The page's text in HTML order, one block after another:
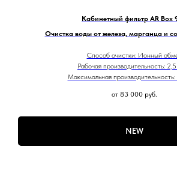
Кабинетный фильтр AR Box
Очистка воды от железа, марганца и
Способ очистки: Ионный
Рабочая производительность:
Максимальная
от 83 000 руб.
NEW